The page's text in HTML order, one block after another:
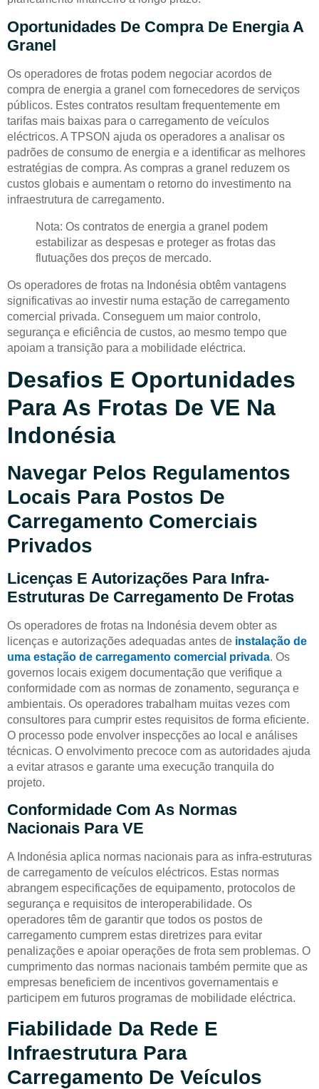
Oportunidades De Compra De Energia A
Granel
Os operadores de frotas podem negociar acordos de
compra de energia a granel com fornecedores de serviços
públicos. Estes contratos resultam frequentemente em
tarifas mais baixas para o carregamento de veículos
eléctricos. A TPSON ajuda os operadores a analisar os
padrões de consumo de energia e a identificar as melhores
estratégias de compra. As compras a granel reduzem os
custos globais e aumentam o retorno do investimento na
infraestrutura de carregamento.
Nota: Os contratos de energia a granel podem
estabilizar as despesas e proteger as frotas das
flutuações dos preços de mercado.
Os operadores de frotas na Indonésia obtêm vantagens
significativas ao investir numa estação de carregamento
comercial privada. Conseguem um maior controlo,
segurança e eficiência de custos, ao mesmo tempo que
apoiam a transição para a mobilidade eléctrica.
Desafios E Oportunidades
Para As Frotas De VE Na
Indonésia
Navegar Pelos Regulamentos
Locais Para Postos De
Carregamento Comerciais
Privados
Licenças E Autorizações Para Infra-
Estruturas De Carregamento De Frotas
Os operadores de frotas na Indonésia devem obter as
licenças e autorizações adequadas antes de instalação de
uma estação de carregamento comercial privada. Os
governos locais exigem documentação que verifique a
conformidade com as normas de zonamento, segurança e
ambientais. Os operadores trabalham muitas vezes com
consultores para cumprir estes requisitos de forma eficiente.
O processo pode envolver inspecções ao local e análises
técnicas. O envolvimento precoce com as autoridades ajuda
a evitar atrasos e garante uma execução tranquila do
projeto.
Conformidade Com As Normas
Nacionais Para VE
A Indonésia aplica normas nacionais para as infra-estruturas
de carregamento de veículos eléctricos. Estas normas
abrangem especificações de equipamento, protocolos de
segurança e requisitos de interoperabilidade. Os
operadores têm de garantir que todos os postos de
carregamento cumprem estas diretrizes para evitar
penalizações e apoiar operações de frota sem problemas. O
cumprimento das normas nacionais também permite que as
empresas beneficiem de incentivos governamentais e
participem em futuros programas de mobilidade eléctrica.
Fiabilidade Da Rede E
Infraestrutura Para
Carregamento De Veículos